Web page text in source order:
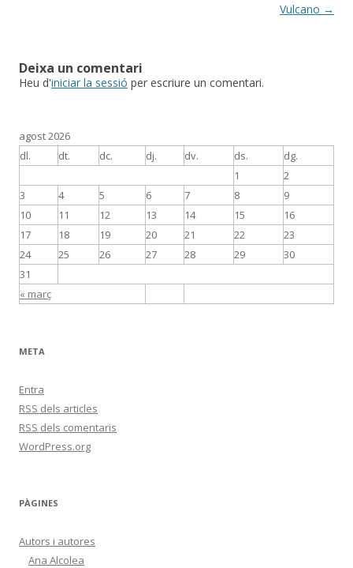
Vulcano →
Deixa un comentari
Heu d'iniciar la sessió per escriure un comentari.
agost 2026
dl.
dt. dc. dj. dv. ds. dg.
« març
1
2
3
4 5 6 7 8
9
10
11 12 13 14 15
16
17
18 19 20 21 22
23
24
25 26 27 28 29
30
31
META
Entra
RSS dels articles
RSS dels comentaris
WordPress.org
PÀGINES
Autors i autores
Ana Alcolea